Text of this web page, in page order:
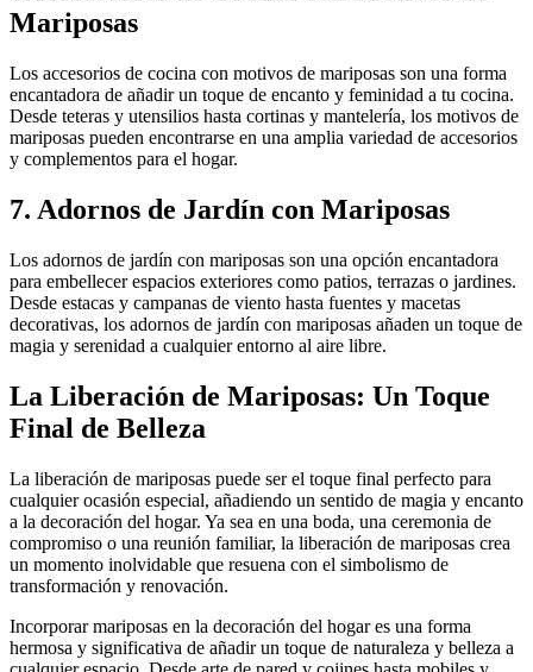
Mariposas
Los accesorios de cocina con motivos de mariposas son una forma
encantadora de añadir un toque de encanto y feminidad a tu cocina.
Desde teteras y utensilios hasta cortinas y mantelería, los motivos de
mariposas pueden encontrarse en una amplia variedad de accesorios
y complementos para el hogar.
7. Adornos de Jardín con Mariposas
Los adornos de jardín con mariposas son una opción encantadora
para embellecer espacios exteriores como patios, terrazas o jardines.
Desde estacas y campanas de viento hasta fuentes y macetas
decorativas, los adornos de jardín con mariposas añaden un toque de
magia y serenidad a cualquier entorno al aire libre.
La Liberación de Mariposas: Un Toque
Final de Belleza
La liberación de mariposas puede ser el toque final perfecto para
cualquier ocasión especial, añadiendo un sentido de magia y encanto
a la decoración del hogar. Ya sea en una boda, una ceremonia de
compromiso o una reunión familiar, la liberación de mariposas crea
un momento inolvidable que resuena con el simbolismo de
transformación y renovación.
Incorporar mariposas en la decoración del hogar es una forma
hermosa y significativa de añadir un toque de naturaleza y belleza a